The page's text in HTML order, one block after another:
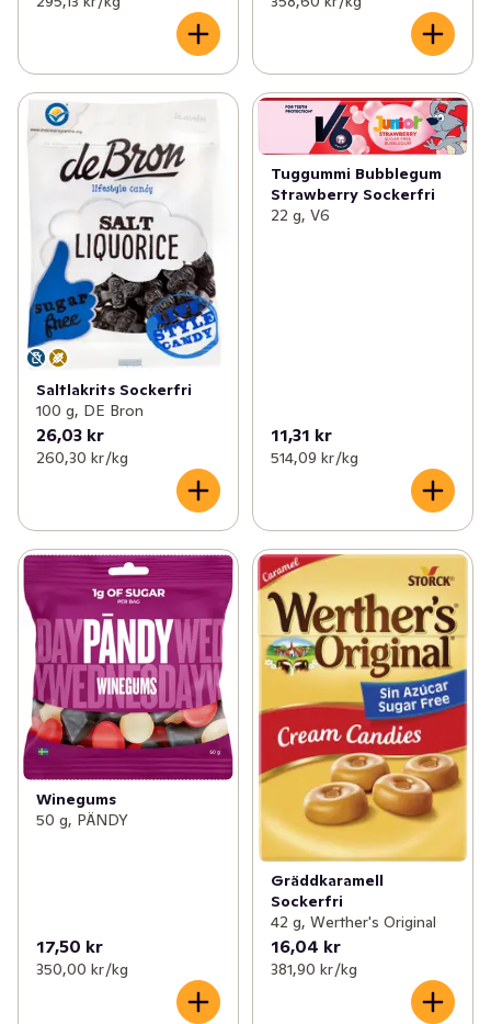
Saltlakrits Sockerfri
100 g, DE Bron
26,03 kr
260,30 kr /kg
Tuggummi Bubblegum
Strawberry Sockerfri
22 g, V6
11,31 kr
514,09 kr /kg
Winegums
50 g, PÄNDY
17,50 kr
350,00 kr /kg
Gräddkaramell
Sockerfri
42 g, Werther's Original
16,04 kr
381,90 kr /kg